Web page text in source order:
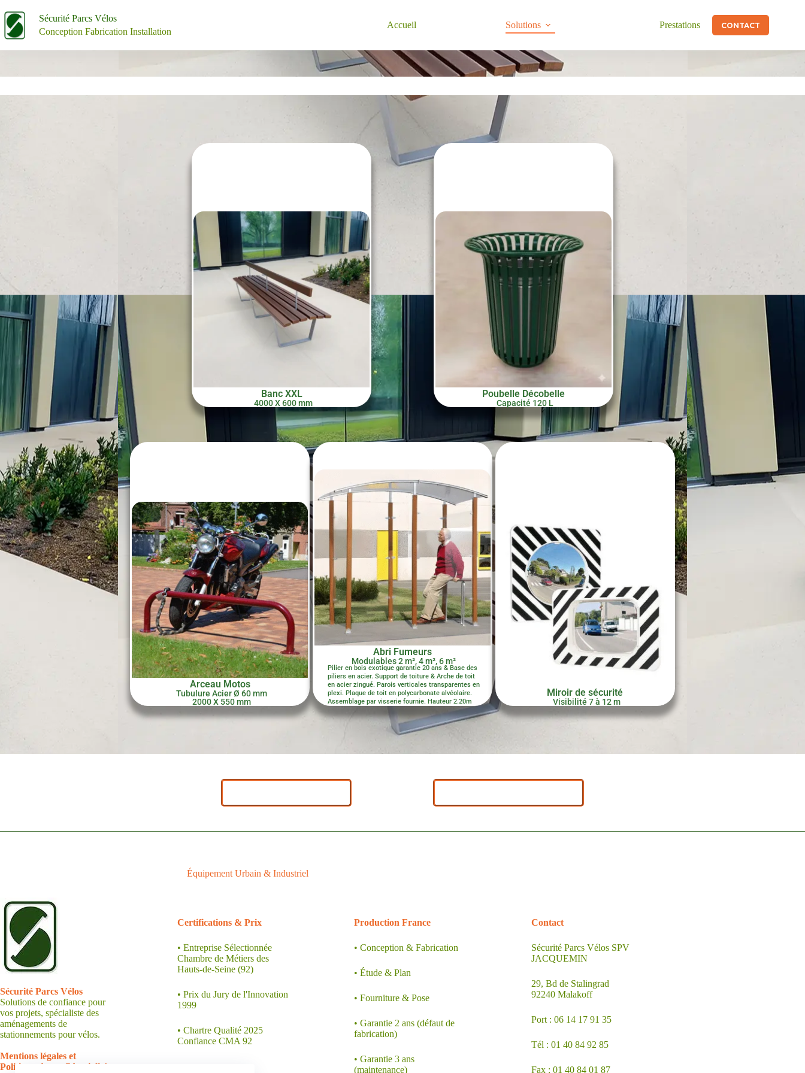
Sécurité Parcs Vélos
Conception Fabrication Installation
Accueil Solutions Prestations CONTACT
4000 X 600 mm
Banc XXL
Capacité 120 L
Poubelle Décobelle
2000 X 550 mm
Tubulure Acier Ø 60 mm
Arceau Motos
Modulables 2 m², 4 m², 6 m²
Abri Fumeurs
Pilier en bois exotique garantie 20 ans & Base des
piliers en acier. Support de toiture & Arche de toit
en acier zingué. Parois verticales transparentes en
plexi. Plaque de toit en polycarbonate alvéolaire.
Assemblage par visserie fournie. Hauteur 2.20m
Visibilité 7 à 12 m
Miroir de sécurité
Équipement Urbain & Industriel
Sécurité Parcs Vélos
Solutions de confiance pour
vos projets, spécialiste des
aménagements de
stationnements pour vélos.
Mentions légales et
Politique de confidentialité :
Certifications & Prix
• Entreprise Sélectionnée
Chambre de Métiers des
Hauts-de-Seine (92)
• Prix du Jury de l'Innovation
1999
• Chartre Qualité 2025
Confiance CMA 92
Production France
• Conception & Fabrication
• Étude & Plan
• Fourniture & Pose
• Garantie 2 ans (défaut de
fabrication)
• Garantie 3 ans
(maintenance)
Contact
Sécurité Parcs Vélos SPV
JACQUEMIN
29, Bd de Stalingrad
92240 Malakoff
Port : 06 14 17 91 35
Tél : 01 40 84 92 85
Fax : 01 40 84 01 87